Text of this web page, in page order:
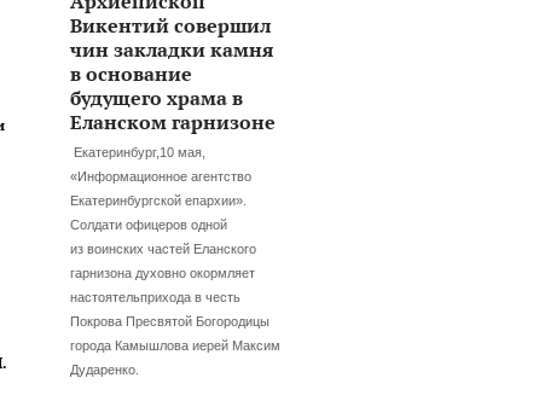
Викентий совершил
чин закладки камня
в основание
будущего храма в
Еланском гарнизоне
Екатеринбург,10 мая,
«Информационное агентство
Екатеринбургской епархии».
Солдати офицеров одной
из воинских частей Еланского
гарнизона духовно окормляет
настоятельприхода в честь
Покрова Пресвятой Богородицы
города Камышлова иерей Максим
Дударенко.